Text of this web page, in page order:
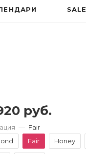
SALE
руб.
— Fair
Fair Honey